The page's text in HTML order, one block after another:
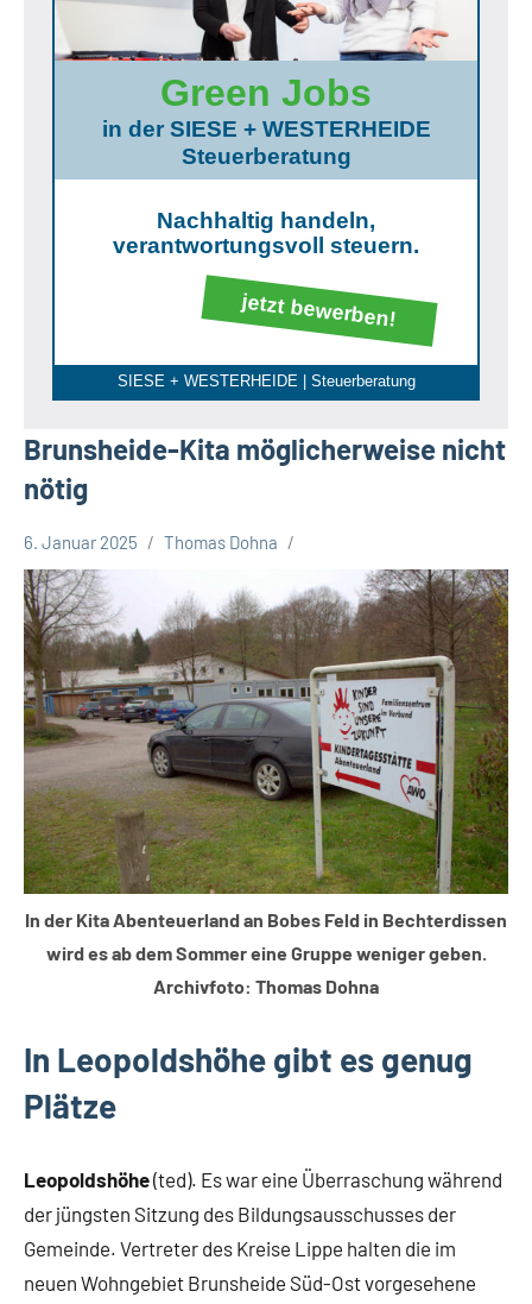
Green Jobs
in der SIESE + WESTERHEIDE
Steuerberatung
Nachhaltig handeln,
verantwortungsvoll steuern.
jetzt bewerben!
SIESE + WESTERHEIDE | Steuerberatung
Brunsheide-Kita möglicherweise nicht
nötig
Politik
Themen
6. Januar 2025 Thomas Dohna
In der Kita Abenteuerland an Bobes Feld in Bechterdissen
wird es ab dem Sommer eine Gruppe weniger geben.
Archivfoto: Thomas Dohna
In Leopoldshöhe gibt es genug
Plätze
Leopoldshöhe(ted). Es war eine Überraschung während
der jüngsten Sitzung des Bildungsausschusses der
Gemeinde. Vertreter des Kreise Lippe halten die im
neuen Wohngebiet Brunsheide Süd-Ost vorgesehene